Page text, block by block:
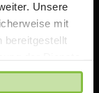
Unsere
mit
bereitgestellt